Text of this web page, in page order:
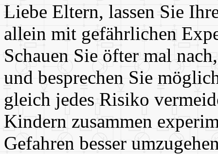
Liebe Eltern, lassen Sie
allein mit gefährlichen
Schauen Sie öfter mal
und besprechen Sie
gleich jedes Risiko
Kindern zusammen
Gefahren besser